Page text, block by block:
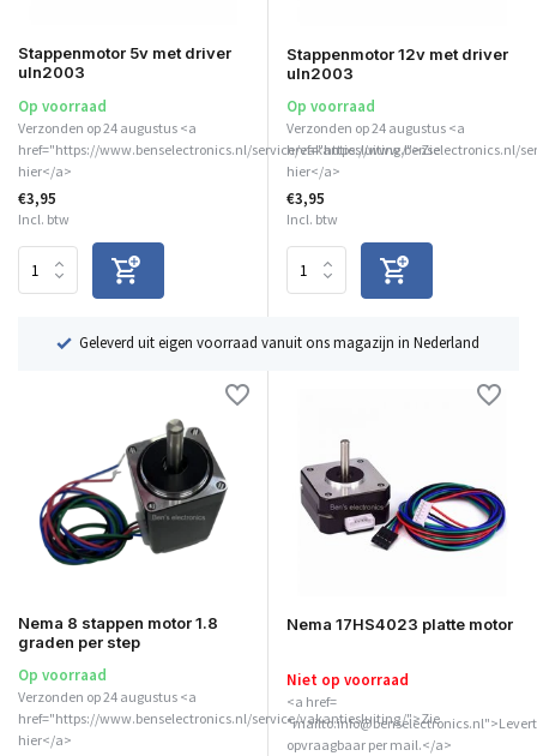
Stappenmotor 5v met driver
uln2003
Op voorraad
Verzonden op 24 augustus <a
href="https://www.benselectronics.nl/service/vakantiesluiting/">Zie
hier</a>
€3,95
Incl. btw
Stappenmotor 12v met driver
uln2003
Op voorraad
Verzonden op 24 augustus <a
href="https://www.benselectronics.nl/
hier</a>
€3,95
Incl. btw
Geleverd uit eigen voorraad vanuit ons magazijn in Nederland
Nema 8 stappen motor 1.8
graden per step
Op voorraad
Verzonden op 24 augustus <a
href="https://www.benselectronics.nl/service/vakantiesluiting/">Zie
hier</a>
Nema 17HS4023 platte motor
Niet op voorraad
<a href=
opvraagbaar per mail.</a>